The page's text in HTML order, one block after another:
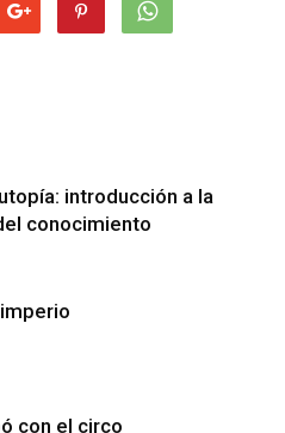
introducción a la
conocimiento
con el circo